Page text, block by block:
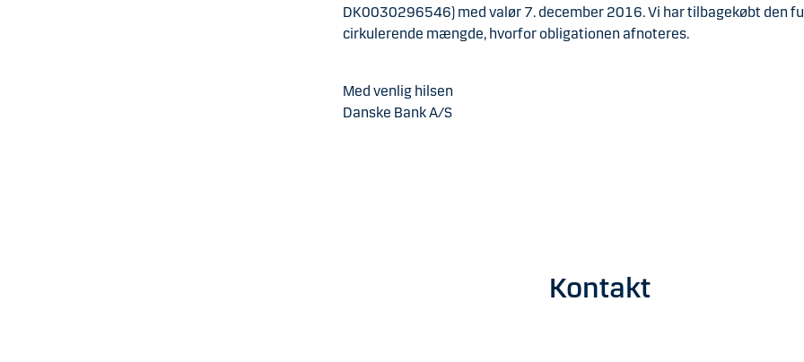
DK0030296546) med valør 7. december 2016. Vi har tilbagekøbt den
cirkulerende mængde, hvorfor obligationen afnoteres.
Med venlig hilsen
Danske Bank A/S
Kontakt